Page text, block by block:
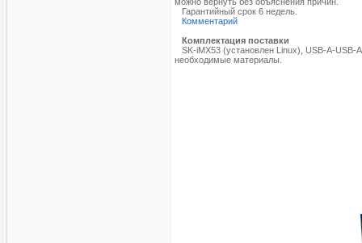
Гарантийный срок 6 недель.
Комментарий
Комплектация поставки
SK-iMX53 (установлен Linux), USB-A-USB-
необходимые материалы.